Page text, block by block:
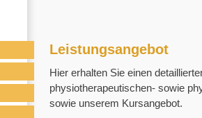
Leistungsangebot
Hier erhalten Sie einen
physiotherapeutischen- sowie
sowie unserem Kursangebot.